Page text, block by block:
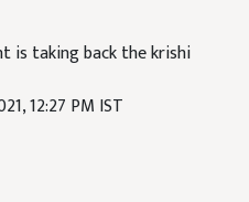
is taking back the krishi
12:27 PM IST